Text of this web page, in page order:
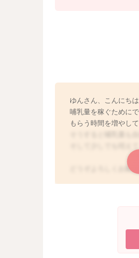
ゆんさん、こんにちは
哺乳量を稼ぐために
もらう時間を増やし
どうぞよろしくお願い